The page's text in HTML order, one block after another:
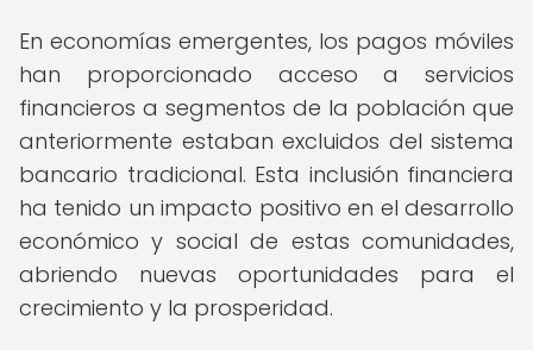
En economías emergentes, los pagos móviles
han proporcionado acceso a servicios
financieros a segmentos de la población que
anteriormente estaban excluidos del sistema
bancario tradicional. Esta inclusión financiera
ha tenido un impacto positivo en el desarrollo
económico y social de estas comunidades,
abriendo nuevas oportunidades para el
crecimiento y la prosperidad.